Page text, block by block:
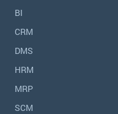
BI
CRM
DMS
HRM
MRP
SCM